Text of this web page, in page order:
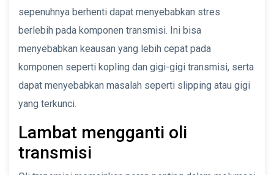
sepenuhnya berhenti dapat menyebabkan stres
berlebih pada komponen transmisi. Ini bisa
menyebabkan keausan yang lebih cepat pada
komponen seperti kopling dan gigi-gigi transmisi, serta
dapat menyebabkan masalah seperti slipping atau gigi
yang terkunci.
Lambat mengganti oli
transmisi